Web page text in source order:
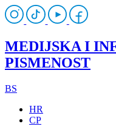
MEDIJSKA I
PISMENOST
BS
HR
CP